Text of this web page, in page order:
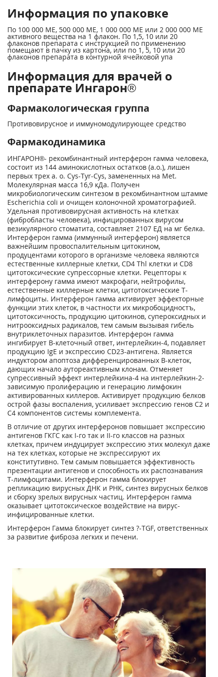
Информация по упаковке
По 100 000 ME, 500 000 ME, 1 000 000 ME или 2 000 000 ME
активного вещества на 1 флакон. По 1,5, 10 или 20
флаконов препарата с инструкцией по применению
помещают в пачку из картона, или по 1, 5, 10 или 20
флаконов препарата в контурной ячейковой упа
Информация для врачей о
препарате Ингарон®
Фармакологическая группа
Противовирусное и иммуномодулирующее средство
Фармакодинамика
ИНГАРОН®- рекомбинантный интерферон гамма человека,
состоит из 144 аминокислотных остатков (а.о.), лишен
первых трех а. о. Cys-Tyr-Cys, замененных на Met.
Молекулярная масса 16,9 кДа. Получен
микробиологическим синтезом в рекомбинантном штамме
Escherichia coli и очищен колоночной хроматографией.
Удельная противовирусная активность на клетках
(фибробласты человека), инфицированных вирусом
везикулярного стоматита, составляет 2107 ЕД на мг белка.
Интерферон гамма (иммунный интерферон) является
важнейшим провоспалительным цитокином,
продуцентами которого в организме человека являются
естественные киллерные клетки, CD4 Thl клетки и CD8
цитотоксические супрессорные клетки. Рецепторы к
интерферону гамма имеют макрофаги, нейтрофилы,
естественные киллерные клетки, цитотоксические Т-
лимфоциты. Интерферон гамма активирует эффекторные
функции этих клеток, в частности их микробоцидностъ,
цитотоксичность, продукцию цитокинов, супероксидных и
нитрооксидных радикалов, тем самым вызывая гибель
внутриклеточных паразитов. Интерферон гамма
ингибирует В-клеточный ответ, интерлейкин-4, подавляет
продукцию IgE и экспрессию CD23-антигена. Является
индуктором апоптоза дифференцированных В-клеток,
дающих начало аутореактивным клонам. Отменяет
супрессивный эффект интерлейкина-4 на интерлейкин-2-
зависимую пролиферацию и генерацию лимфокин
активированных киллеров. Активирует продукцию белков
острой фазы воспаления, усиливает экспрессию генов С2 и
С4 компонентов системы комплемента.
В отличие от других интерферонов повышает экспрессию
антигенов ГКГС как I-го так и II-го классов на разных
клетках, причем индуцирует экспрессию этих молекул даже
на тех клетках, которые не экспрессируют их
конститутивно. Тем самым повышается эффективность
презентации антигенов и способность их распознавания
Т-лимфоцитами. Интерферон гамма блокирует
репликацию вирусных ДНК и РНК, синтез вирусных белков
и сборку зрелых вирусных частиц. Интерферон гамма
оказывает цитотоксическое воздействие на вирус-
инфицированные клетки.
Интерферон Гамма блокирует синтез ?-TGF, ответственных
за развитие фиброза легких и печени.